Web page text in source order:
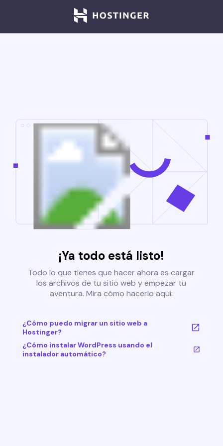
¡Ya todo está listo!
Todo lo que tienes que hacer ahora es cargar
los archivos de tu sitio web y empezar tu
aventura. Mira cómo hacerlo aquí:
¿Cómo puedo migrar un sitio web a
Hostinger?
¿Cómo instalar WordPress usando el
instalador automático?